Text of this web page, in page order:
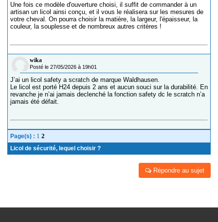
Une fois ce modèle d'ouverture choisi, il suffit de commander à un
artisan un licol ainsi conçu, et il vous le réalisera sur les mesures de
votre cheval. On pourra choisir la matière, la largeur, l'épaisseur, la
couleur, la souplesse et de nombreux autres critères !
wika
Posté le 27/05/2026 à 19h01
J’ai un licol safety a scratch de marque Waldhausen.
Le licol est porté H24 depuis 2 ans et aucun souci sur la durabilité. En
revanche je n’ai jamais declenché la fonction safety dc le scratch n’a
jamais été défait.
Page(s) : 1 2
Licol de sécurité, lequel choisir ?
Répondre au sujet